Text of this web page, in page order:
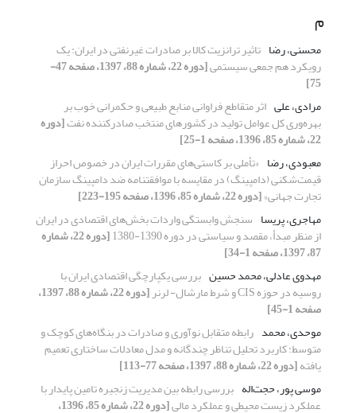
م
محسنی، رضا تاثیر ترانزیت کالا بر صادرات غیرنفتی در ایران: یک
رویکرد هم‌ جمعی سیستمی [دوره 22، شماره 88، 1397، صفحه 47-
75]
مرادی، علی اثر متقاطع فراوانی منابع طبیعی و حکمرانی خوب بر
بهره‌وری کل عوامل تولید در کشورهای منتخب صادرکننده نفت[دوره
22، شماره 85، 1396، صفحه 1-25]
معبودی، رضا «تأملی بر کاستی‌های مقررات ایران در خصوص احراز
قیمت‌شکنی (دامپینگ) در مقایسه با موافقتنامه ضد دامپینگ سازمان
تجارت جهانی»[دوره 22، شماره 85، 1396، صفحه 195-223]
مهاجری، پریسا سنجش وابستگی واردات بخش‌های اقتصادی در ایران
از منظر مبدأ، مقصد و سیاستی در دوره 1390-1380 [دوره 22، شماره
87، 1397، صفحه 1-34]
مهدوی عادلی، محمد حسین ‌بررسی یکپارچگی اقتصادی ایران با
روسیه در حوزه CIS و شرط مارشال- لرنر [دوره 22، شماره 88، 1397،
صفحه 1-45]
موحدی، محمد رابطه متقابل نوآوری و صادرات در بنگاه‌های کوچک و
متوسط: کاربرد تحلیل تناظر چندگانه و مدل معادلات ساختاری تعمیم
یافته[دوره 22، شماره 88، 1397، صفحه 77-113]
موسی پور، حجت‌اله بررسی رابطه بین مدیریت زنجیره تامین پایدار با
عملکرد زیست محیطی و عملکرد مالی [دوره 22، شماره 85، 1396،